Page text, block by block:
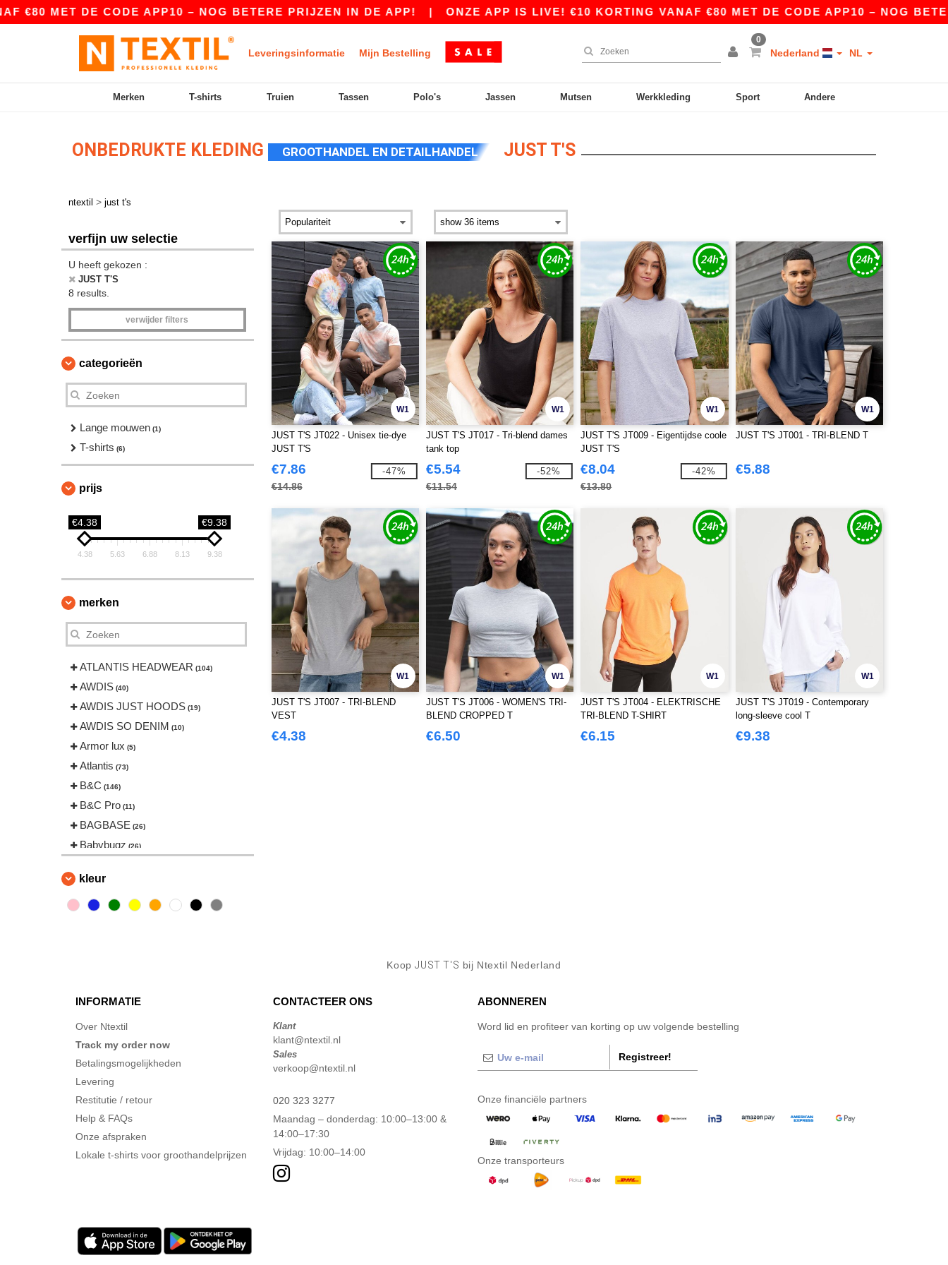
MET DE CODE APP10 – NOG BETERE PRIJZEN IN DE APP!| ONZE APP IS LIVE! €10 KORTING VANAF €80 MET DE CODE APP10 – NOG BETERE
Leveringsinformatie Mijn Bestelling
0
Nederland NL
Merken T-shirts Truien Tassen Polo's Jassen Mutsen Werkkleding Sport Andere
ONBEDRUKTE KLEDING GROOTHANDEL EN DETAILHANDEL JUST T'S
ntextil > just t's
verfijn uw selectie
U heeft gekozen :
JUST T'S
8 results.
verwijder filters
categorieën
Lange mouwen (1)
T-shirts (6)
prijs
€4.38 €9.38
4.38 5.63 6.88 8.13 9.38
merken
ATLANTIS HEADWEAR (104)
AWDIS (40)
AWDIS JUST HOODS (19)
AWDIS SO DENIM (10)
Armor lux (5)
Atlantis (73)
B&C (146)
B&C Pro (11)
BAGBASE (26)
Babybugz (26)
Beechfield
Bella+Canvas (22)
ECOLOGIE (8)
ET SI ON L'APPELAIT FRANCIS
FRUIT OF THE LOOM VINTAGE
Finden & Hales
Henbury (47)
Herock (76)
kleur
W1
JUST T'S JT022 - Unisex tie-dye
JUST T'S
€7.86
€14.86
-47%
W1
JUST T'S JT017 - Tri-blend dames
tank top
€5.54
€11.54
-52%
W1
JUST T'S JT009 - Eigentijdse coole
JUST T'S
€8.04
€13.80
-42%
W1
JUST T'S JT001 - TRI-BLEND T
€5.88
W1
JUST T'S JT007 - TRI-BLEND
VEST
€4.38
W1
JUST T'S JT006 - WOMEN'S TRI-
BLEND CROPPED T
€6.50
W1
JUST T'S JT004 - ELEKTRISCHE
TRI-BLEND T-SHIRT
€6.15
W1
JUST T'S JT019 - Contemporary
long-sleeve cool T
€9.38
KoopJUST T'S bij Ntextil Nederland
INFORMATIE
Over Ntextil
Track my order now
Betalingsmogelijkheden
Levering
Restitutie / retour
Help & FAQs
Onze afspraken
Lokale t-shirts voor groothandelprijzen
CONTACTEER ONS
Klant
klant@ntextil.nl
Sales
verkoop@ntextil.nl
020 323 3277
Maandag – donderdag: 10:00–13:00 &
14:00–17:30
Vrijdag: 10:00–14:00
ABONNEREN
Word lid en profiteer van korting op uw volgende bestelling
Registreer!
Onze financiële partners
Onze transporteurs